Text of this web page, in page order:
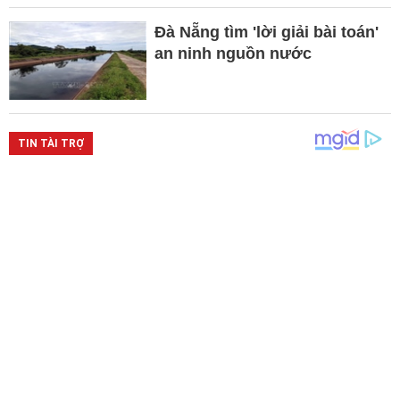
Đà Nẵng tìm 'lời giải bài toán'
an ninh nguồn nước